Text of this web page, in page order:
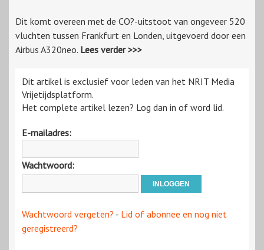
Dit komt overeen met de CO?-uitstoot van ongeveer 520
vluchten tussen Frankfurt en Londen, uitgevoerd door een
Airbus A320neo. Lees verder >>>
Dit artikel is exclusief voor leden van het NRIT Media
Vrijetijdsplatform.
Het complete artikel lezen? Log dan in of word lid.
E-mailadres:
Wachtwoord:
Wachtwoord vergeten? - Lid of abonnee en nog niet
geregistreerd?